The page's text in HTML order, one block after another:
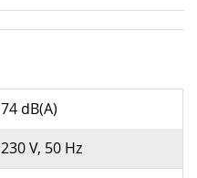
74 dB(A)
230 V, 50 Hz